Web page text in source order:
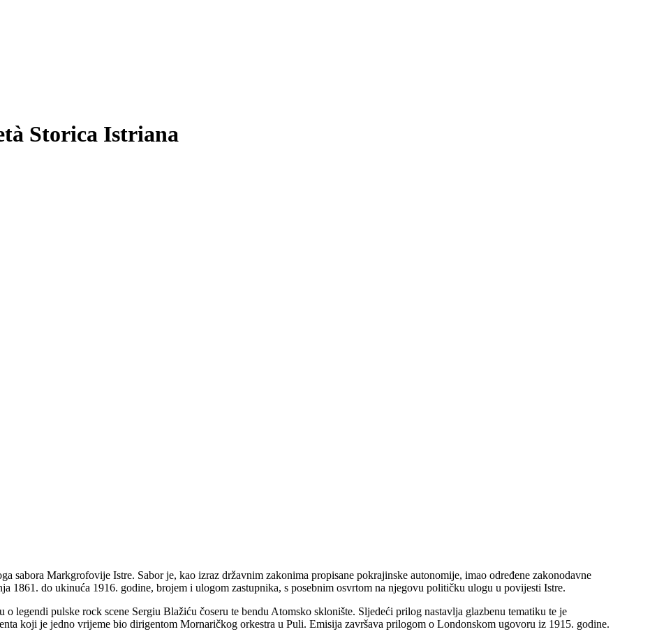
Storica Istriana
sabora Markgrofovije Istre. Sabor je, kao izraz državnim zakonima propisane pokrajinske autonomije, imao određene zakonodavne
1861. do ukinuća 1916. godine, brojem i ulogom zastupnika, s posebnim osvrtom na njegovu političku ulogu u povijesti Istre.
legendi pulske rock scene Sergiu Blažiću čoseru te bendu Atomsko sklonište. Sljedeći prilog nastavlja glazbenu tematiku te je
koji je jedno vrijeme bio dirigentom Mornaričkog orkestra u Puli. Emisija završava prilogom o Londonskom ugovoru iz 1915. godine.